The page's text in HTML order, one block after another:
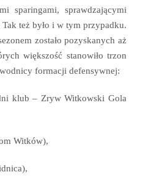
sparingami, sprawdzającymi
też było i w tym przypadku.
zostało pozyskanych aż
większość stanowiło trzon
formacji defensywnej:
klub – Zryw Witkowski Gola
Witków),